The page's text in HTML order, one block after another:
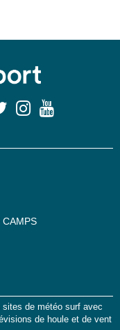
CAMPS
sites de météo surf avec
de houle et de vent